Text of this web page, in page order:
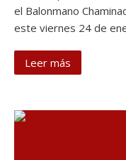
el Balonmano
este viernes 24 de
Leer más